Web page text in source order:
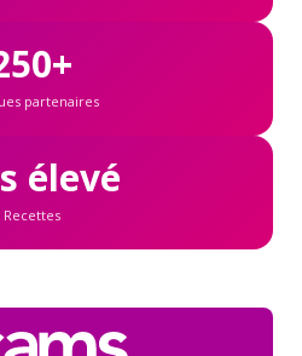
partenaires
élevé
Recettes